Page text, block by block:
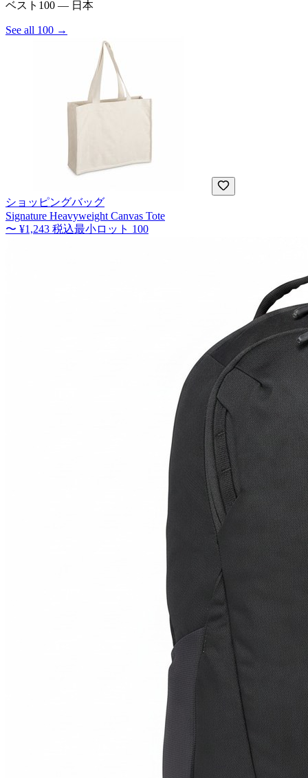
ベスト100 — 日本
See all 100 →
ショッピングバッグ
Signature Heavyweight Canvas Tote
〜 ¥1,243 税込最小ロット 100